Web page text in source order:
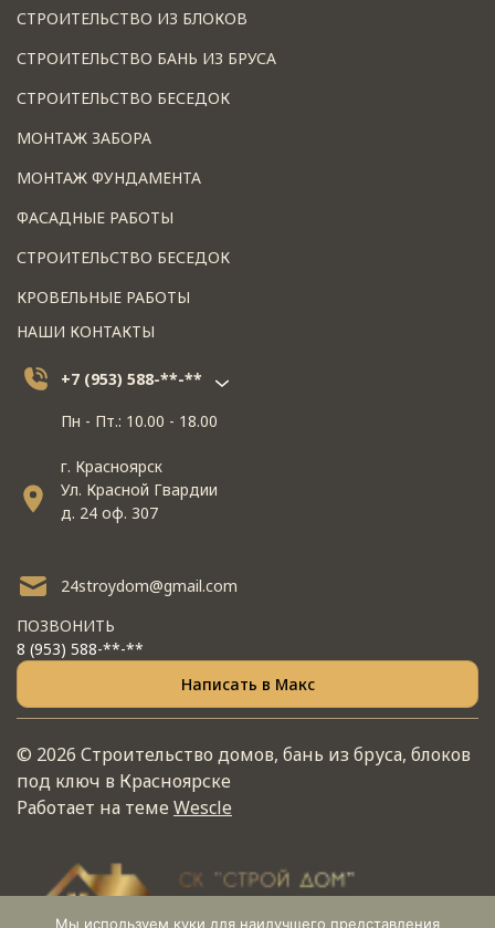
СТРОИТЕЛЬСТВО ИЗ БЛОКОВ
СТРОИТЕЛЬСТВО БАНЬ ИЗ БРУСА
СТРОИТЕЛЬСТВО БЕСЕДОК
МОНТАЖ ЗАБОРА
МОНТАЖ ФУНДАМЕНТА
ФАСАДНЫЕ РАБОТЫ
СТРОИТЕЛЬСТВО БЕСЕДОК
КРОВЕЛЬНЫЕ РАБОТЫ
НАШИ КОНТАКТЫ
+7 (953) 588-**-**
Пн - Пт.: 10.00 - 18.00
г. Красноярск
Ул. Красной Гвардии
д. 24 оф. 307
24stroydom@gmail.com
ПОЗВОНИТЬ
8 (953) 588-**-**
Написать в Макс
© 2026 Строительство домов, бань из бруса, блоков
под ключ в Красноярске
Работает на темеWescle
Мы используем куки для наилучшего представления